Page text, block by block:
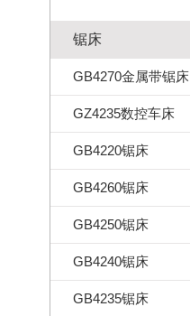
锯床
GB4270金属带锯床
GZ4235数控车床
GB4220锯床
GB4260锯床
GB4250锯床
GB4240锯床
GB4235锯床